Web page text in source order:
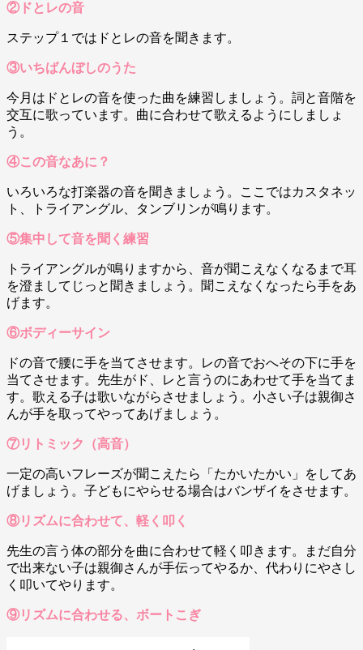
②ドとレの音
ステップ１ではドとレの音を聞きます。
③いちばんぼしのうた
今月はドとレの音を使った曲を練習しましょう。詞と音階を
交互に歌っています。曲に合わせて歌えるようにしましょ
う。
④この音なあに？
いろいろな打楽器の音を聞きましょう。ここではカスタネッ
ト、トライアングル、タンブリンが鳴ります。
⑤集中して音を聞く練習
トライアングルが鳴りますから、音が聞こえなくなるまで耳
を澄ましてじっと聞きましょう。聞こえなくなったら手をあ
げます。
⑥ボディーサイン
ドの音で腰に手を当てさせます。レの音でおへその下に手を
当てさせます。先生がド、レと言うのにあわせて手を当てま
す。歌える子は歌いながらさせましょう。小さい子は親御さ
んが手を取ってやってあげましょう。
⑦リトミック（高音）
一定の高いフレーズが聞こえたら「たかいたかい」をしてあ
げましょう。子どもにやらせる場合はバンザイをさせます。
⑧リズムに合わせて、軽く叩く
先生の言う体の部分を曲に合わせて軽く叩きます。まだ自分
で出来ない子は親御さんが手伝ってやるか、代わりにやさし
く叩いてやります。
⑨リズムに合わせる、ボートこぎ